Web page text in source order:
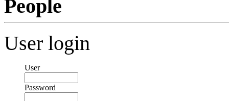
People
User login
User
Password